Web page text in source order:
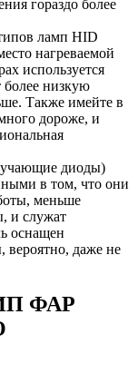
гораздо более
ламп HID
нагреваемой
используется
низкую
Также имейте в
дороже, и
диоды)
в том, что они
меньше
и служат
оснащен
вероятно, даже не
ФАР